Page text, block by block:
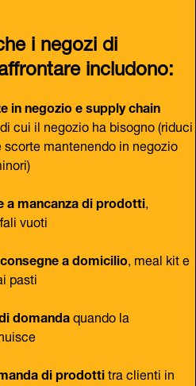
i negozi di
includono:
in negozio e supply chain
cui il negozio ha bisogno (riduci
mantenendo in negozio
a mancanza di prodotti,
vuoti
a domicilio, meal kit e
pasti
domandaquando la
di prodottitra clienti in